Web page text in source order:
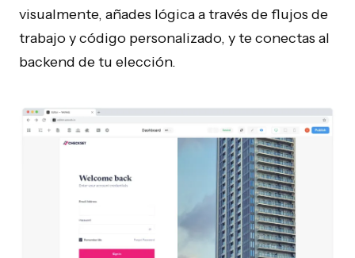
visualmente, añades lógica a través de flujos de
trabajo y código personalizado, y te conectas al
backend de tu elección.